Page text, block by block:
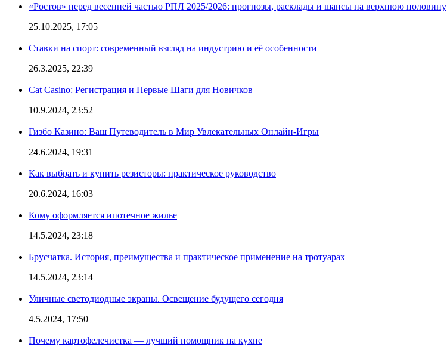
«Ростов» перед весенней частью РПЛ 2025/2026: прогнозы, расклады и шансы на верхнюю половину
25.10.2025, 17:05
Ставки на спорт: современный взгляд на индустрию и её особенности
26.3.2025, 22:39
Cat Casino: Регистрация и Первые Шаги для Новичков
10.9.2024, 23:52
Гизбо Казино: Ваш Путеводитель в Мир Увлекательных Онлайн-Игры
24.6.2024, 19:31
Как выбрать и купить резисторы: практическое руководство
20.6.2024, 16:03
Кому оформляется ипотечное жилье
14.5.2024, 23:18
Брусчатка. История, преимущества и практическое применение на тротуарах
14.5.2024, 23:14
Уличные светодиодные экраны. Освещение будущего сегодня
4.5.2024, 17:50
Почему картофелечистка — лучший помощник на кухне